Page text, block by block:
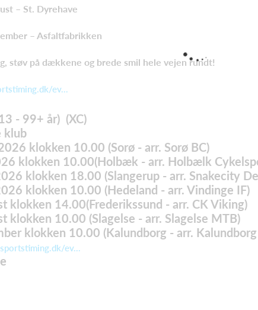
– St. Dyrehave
– Asfaltfabrikken
støv på dækkene og brede smil hele vejen rundt!
ev...
- 99+ år) (XC)
klub
klokken 10.00 (Sorø - arr. Sorø BC)
klokken 10.00(Holbæk - arr. Holbælk
klokken 18.00 (Slangerup - arr. Snakecity
klokken 10.00 (Hedeland - arr. Vindinge IF)
klokken 14.00(Frederikssund - arr. CK Viking)
klokken 10.00 (Slagelse - arr. Slagelse MTB)
klokken 10.00 (Kalundborg - arr. Kalundborg
ev...